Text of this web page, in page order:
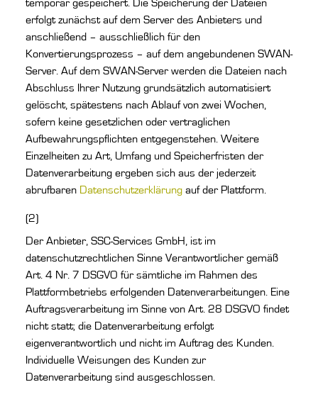
temporär gespeichert. Die Speicherung der Dateien
erfolgt zunächst auf dem Server des Anbieters und
anschließend – ausschließlich für den
Konvertierungsprozess – auf dem angebundenen SWAN-
Server. Auf dem SWAN-Server werden die Dateien nach
Abschluss Ihrer Nutzung grundsätzlich automatisiert
gelöscht, spätestens nach Ablauf von zwei Wochen,
sofern keine gesetzlichen oder vertraglichen
Aufbewahrungspflichten entgegenstehen. Weitere
Einzelheiten zu Art, Umfang und Speicherfristen der
Datenverarbeitung ergeben sich aus der jederzeit
abrufbaren Datenschutzerklärung auf der Plattform.
(2)
Der Anbieter, SSC-Services GmbH, ist im
datenschutzrechtlichen Sinne Verantwortlicher gemäß
Art. 4 Nr. 7 DSGVO für sämtliche im Rahmen des
Plattformbetriebs erfolgenden Datenverarbeitungen. Eine
Auftragsverarbeitung im Sinne von Art. 28 DSGVO findet
nicht statt; die Datenverarbeitung erfolgt
eigenverantwortlich und nicht im Auftrag des Kunden.
Individuelle Weisungen des Kunden zur
Datenverarbeitung sind ausgeschlossen.